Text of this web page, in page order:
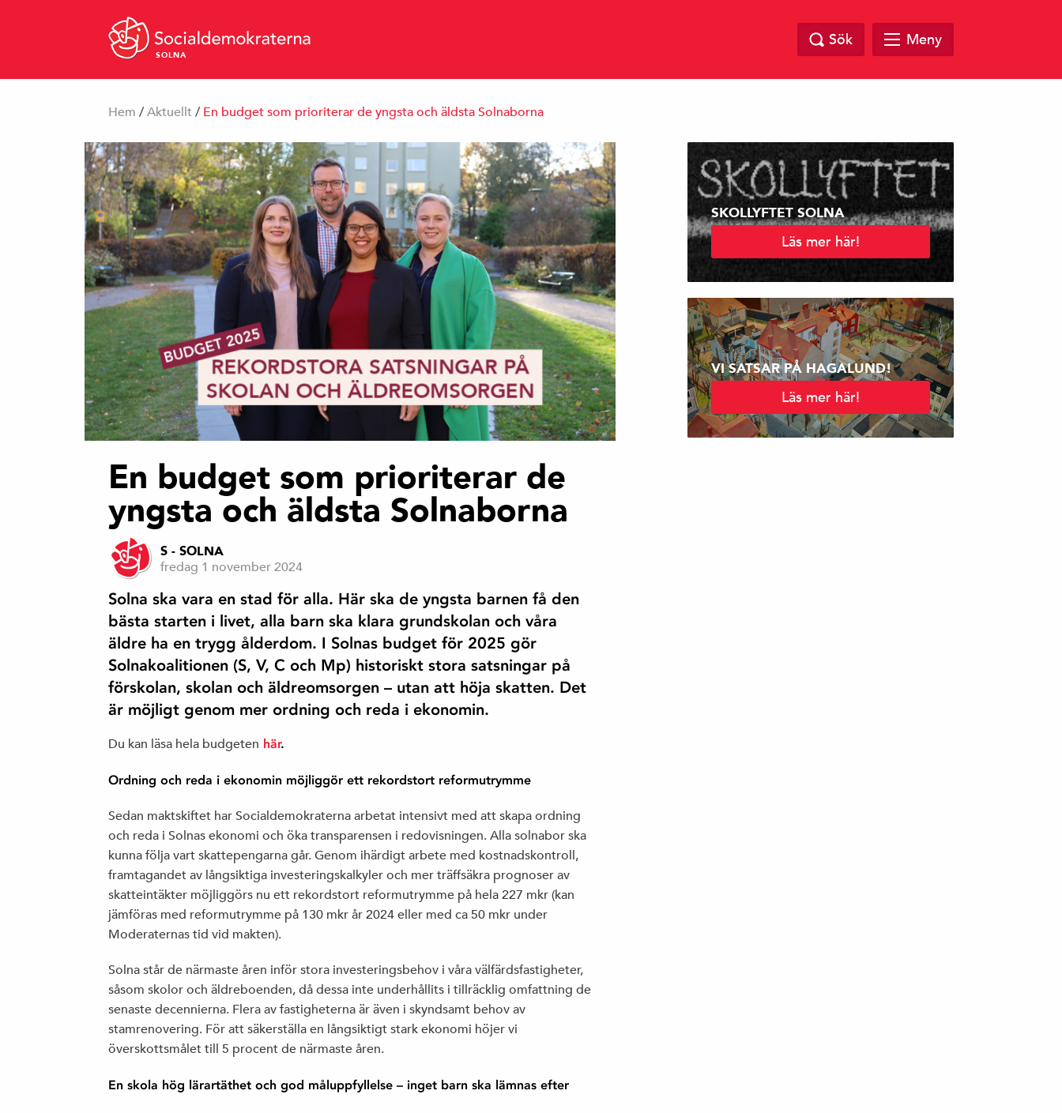
SOLNA
Sök Meny
Hem / Aktuellt / En budget som prioriterar de yngsta och äldsta Solnaborna
En budget som prioriterar de
yngsta och äldsta Solnaborna
S - SOLNA
fredag 1 november 2024
Solna ska vara en stad för alla. Här ska de yngsta barnen få den
bästa starten i livet, alla barn ska klara grundskolan och våra
äldre ha en trygg ålderdom. I Solnas budget för 2025 gör
Solnakoalitionen (S, V, C och Mp) historiskt stora satsningar på
förskolan, skolan och äldreomsorgen – utan att höja skatten. Det
är möjligt genom mer ordning och reda i ekonomin.
Du kan läsa hela budgeten här.
Ordning och reda i ekonomin möjliggör ett rekordstort reformutrymme
Sedan maktskiftet har Socialdemokraterna arbetat intensivt med att skapa ordning
och reda i Solnas ekonomi och öka transparensen i redovisningen. Alla solnabor ska
kunna följa vart skattepengarna går. Genom ihärdigt arbete med kostnadskontroll,
framtagandet av långsiktiga investeringskalkyler och mer träffsäkra prognoser av
skatteintäkter möjliggörs nu ett rekordstort reformutrymme på hela 227 mkr (kan
jämföras med reformutrymme på 130 mkr år 2024 eller med ca 50 mkr under
Moderaternas tid vid makten).
Solna står de närmaste åren inför stora investeringsbehov i våra välfärdsfastigheter,
såsom skolor och äldreboenden, då dessa inte underhållits i tillräcklig omfattning de
senaste decennierna. Flera av fastigheterna är även i skyndsamt behov av
stamrenovering. För att säkerställa en långsiktigt stark ekonomi höjer vi
överskottsmålet till 5 procent de närmaste åren.
En skola hög lärartäthet och god måluppfyllelse – inget barn ska lämnas efter
SKOLLYFTET SOLNA
Läs mer här!
VI SATSAR PÅ HAGALUND!
Läs mer här!